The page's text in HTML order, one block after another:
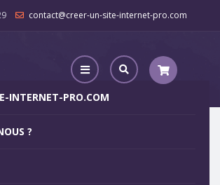
contact@creer-un-site-internet-pro.com
INTERNET-PRO.COM
? Web Cars